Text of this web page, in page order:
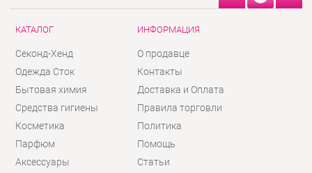
КАТАЛОГ
Секонд-Хенд
Одежда Сток
Бытовая химия
Средства гигиены
Косметика
Парфюм
Аксессуары
ИНФОРМАЦИЯ
О продавце
Контакты
Доставка и Оплата
Правила торговли
Политика
Помощь
Статьи